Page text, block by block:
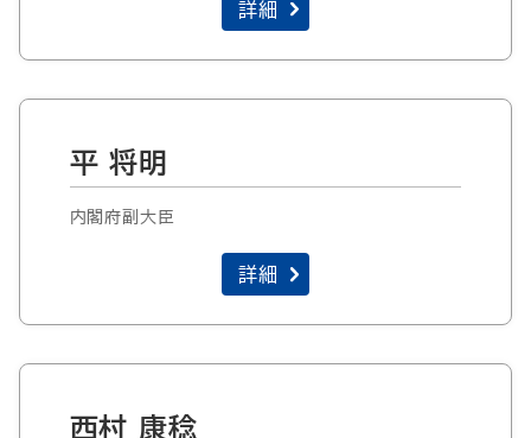
詳細
平 将明
内閣府副大臣
詳細
西村 康稔